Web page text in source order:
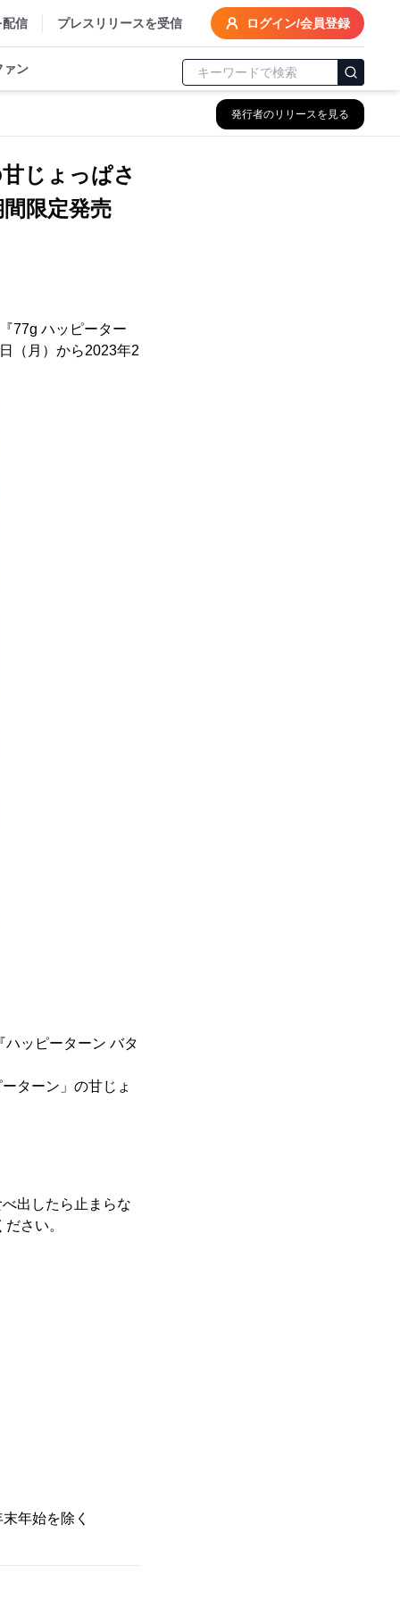
配信 プレスリリースを受信 ログイン/会員登録
ァン
発行者のリリースを見る
じょっぱさ
限定発売
77g ハッピーター
（月）から2023年2
ッピーターン バタ
ターン」の甘じょ
出したら止まらな
さい。
年始を除く